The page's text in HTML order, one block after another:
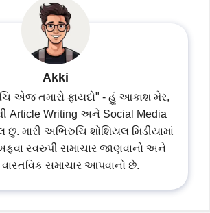
Akki
એજ તમારો ફાયદો" - હું આકાશ મેર,
Article Writing અને Social Media
મારી અભિરુચિ શોશિયલ મિડીયામાં
સ્વરુપી સમાચાર જાણવાનો અને
સમાચાર આપવાનો છે.